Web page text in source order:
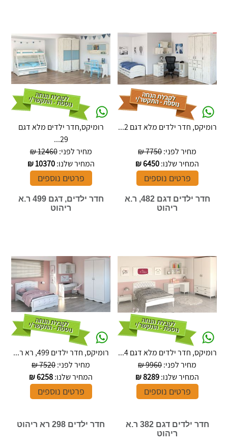
רומיקס, חדר ילדים מלא דגם 2...
מחיר לפני:7750 ₪
המחיר שלנו:6450
₪
פרטים נוספים
רומיקס,חדר ילדים מלא דגם
29...
מחיר לפני:12460 ₪
המחיר שלנו:10370
₪
פרטים נוספים
חדר ילדים דגם 482, ר.א
ריהוט
רומיקס, חדר ילדים מלא דגם 4...
מחיר לפני:9960 ₪
המחיר שלנו:8289
₪
פרטים נוספים
חדר ילדים, דגם 499 ר.א
ריהוט
רומיקס, חדר ילדים 499, רא ר...
מחיר לפני:7520 ₪
המחיר שלנו:6258
₪
פרטים נוספים
חדר ילדים דגם 382 ר.א
ריהוט
חדר ילדים 298 רא ריהוט